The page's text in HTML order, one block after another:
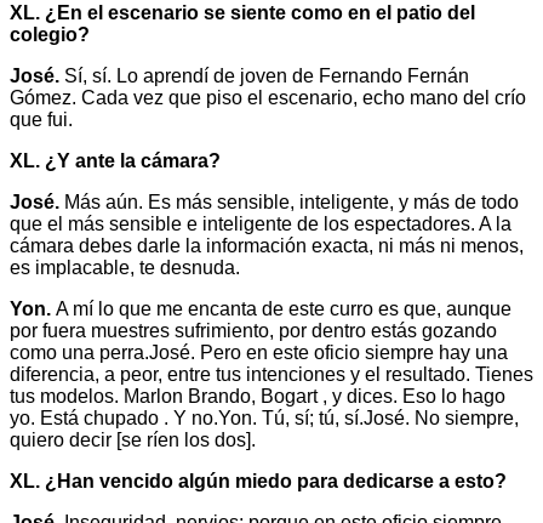
XL. ¿En el escenario se siente como en el patio del
colegio?
José. Sí, sí. Lo aprendí de joven de Fernando Fernán
Gómez. Cada vez que piso el escenario, echo mano del crío
que fui.
XL. ¿Y ante la cámara?
José. Más aún. Es más sensible, inteligente, y más de todo
que el más sensible e inteligente de los espectadores. A la
cámara debes darle la información exacta, ni más ni menos,
es implacable, te desnuda.
Yon. A mí lo que me encanta de este curro es que, aunque
por fuera muestres sufrimiento, por dentro estás gozando
como una perra.José. Pero en este oficio siempre hay una
diferencia, a peor, entre tus intenciones y el resultado. Tienes
tus modelos. Marlon Brando, Bogart , y dices. Eso lo hago
yo. Está chupado . Y no.Yon. Tú, sí; tú, sí.José. No siempre,
quiero decir [se ríen los dos].
XL. ¿Han vencido algún miedo para dedicarse a esto?